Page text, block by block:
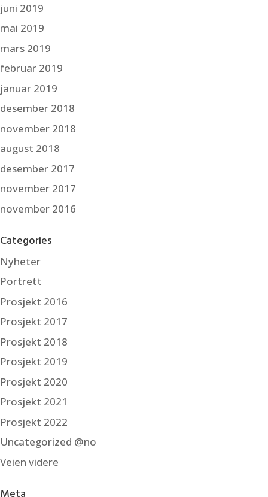
juni 2019
mai 2019
mars 2019
februar 2019
januar 2019
desember 2018
november 2018
august 2018
desember 2017
november 2017
november 2016
Categories
Nyheter
Portrett
Prosjekt 2016
Prosjekt 2017
Prosjekt 2018
Prosjekt 2019
Prosjekt 2020
Prosjekt 2021
Prosjekt 2022
Uncategorized @no
Veien videre